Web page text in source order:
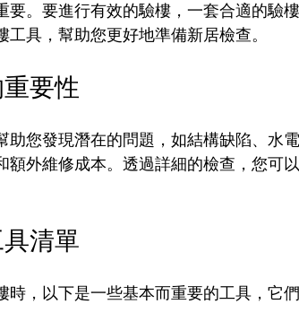
要。要進行有效的驗樓，一套合適的驗
工具，幫助您更好地準備新居檢查。
要性
助您發現潛在的問題，如結構缺陷、水
額外維修成本。透過詳細的檢查，您可
清單
時，以下是一些基本而重要的工具，它